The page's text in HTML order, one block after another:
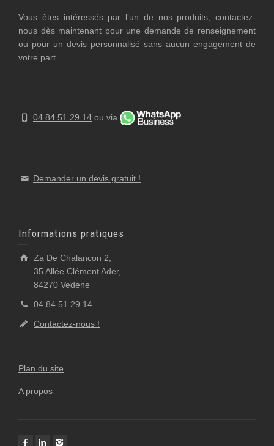
Vous êtes intéressés par l’un de nos produits, contactez-
nous dès maintenant pour une demande de renseignement
ou pour un devis personnalisé sans aucun engagement de
votre part.
04.84.51.29.14 ou via
Demander un devis gratuit !
Informations pratiques
Za De Chalancon 2,
35 Allée Clément Ader,
84270 Vedène
04 84 51 29 14
Contactez-nous !
Plan du site
A propos